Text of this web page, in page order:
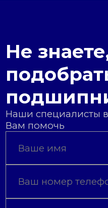
Не
Наши специалисты
Вам помочь